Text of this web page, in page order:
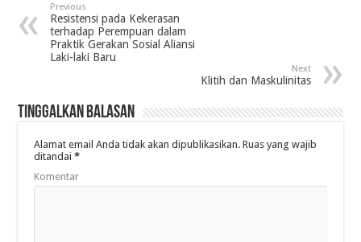
Previous
Resistensi pada Kekerasan
terhadap Perempuan dalam
Praktik Gerakan Sosial Aliansi
Laki-laki Baru
Next
Klitih dan Maskulinitas
Tinggalkan Balasan
Alamat email Anda tidak akan dipublikasikan. Ruas yang wajib
ditandai*
Komentar